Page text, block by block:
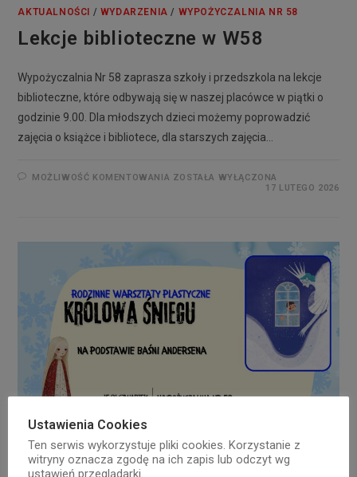
AKTUALNOŚCI / WYDARZENIA / WYPOŻYCZALNIA NR 58
Lekcje biblioteczne w W58
Wypożyczalnia Nr 58 zaprasza szkoły i przedszkola na lekcje
biblioteczne, które odbywają się w naszej placówce w piątki o
godzinie 9.00. Dla młodszych dzieci możemy poprowadzić
zajęcia o książce i bibliotece, dla starszych zajęcia…
MOŻLIWOŚĆ KOMENTOWANIA ZOSTAŁA WYŁĄCZONA
17 LUTEGO 2026
Ustawienia Cookies
Ten serwis wykorzystuje pliki cookies. Korzystanie z
witryny oznacza zgodę na ich zapis lub odczyt wg
ustawień przeglądarki.